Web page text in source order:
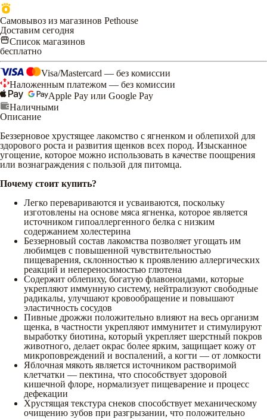
Самовывоз из магазинов Pethouse
Доставим сегодня
Список магазинов
бесплатно
Visa/Mastercard — без комиссии
Наложенным платежом — без комиссии
Apple Pay или Google Pay
Наличными
Описание
Беззерновое хрустящее лакомство с ягненком и облепихой для
здорового роста и развития щенков всех пород. Изысканное
угощение, которое можно использовать в качестве поощрения
или вознаграждения с пользой для питомца.
Почему стоит купить?
Легко перевариваются и усваиваются, поскольку
изготовлены на основе мяса ягненка, которое является
источником гипоаллергенного белка с низким
содержанием холестерина
Беззерновый состав лакомства позволяет угощать им
любимцев с повышенной чувствительностью
пищеварения, склонностью к проявлению аллергических
реакций и непереносимостью глютена
Содержит облепиху, богатую флавоноидами, которые
укрепляют иммунную систему, нейтрализуют свободные
радикалы, улучшают кровообращение и повышают
эластичность сосудов
Пивные дрожжи положительно влияют на весь организм
щенка, в частности укрепляют иммунитет и стимулируют
выработку биотина, который укрепляет шерстный покров
животного, делает окрас более ярким, защищает кожу от
микроповреждений и воспалений, а когти — от ломкости
Яблочная мякоть является источником растворимой
клетчатки — пектина, что способствует здоровой
кишечной флоре, нормализует пищеварение и процесс
дефекации
Хрустящая текстура снеков способствует механическому
очищению зубов при разгрызании, что положительно